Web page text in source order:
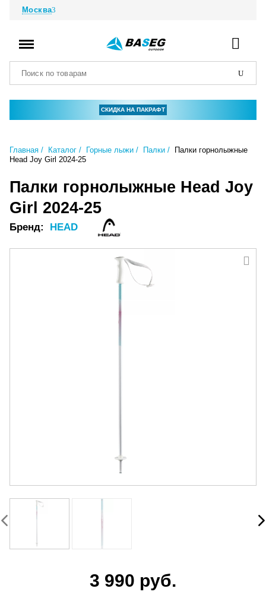
Москва
СКИДКА НА ПАКРАФТ
Главная Каталог Горные лыжи Палки
Палки горнолыжные
Head Joy Girl 2024-25
Палки горнолыжные Head Joy
Girl 2024-25
Бренд: HEAD
3 990 руб.